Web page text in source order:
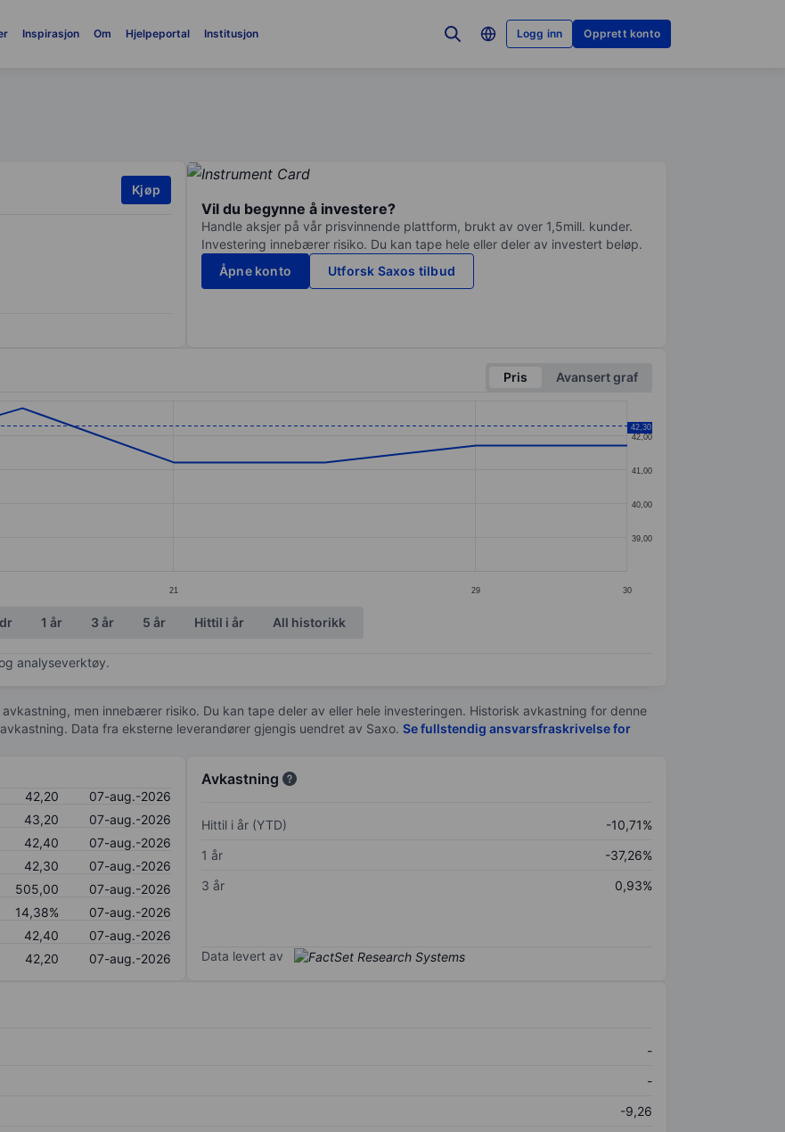
Inspirasjon Om Hjelpeportal Institusjon Logg inn Opprett konto
Kjøp
Vil du begynne å investere?
Handle aksjer på vår prisvinnende plattform, brukt av over 1,5mill. kunder.
Investering innebærer risiko. Du kan tape hele eller deler av investert beløp.
Åpne konto
Utforsk Saxos tilbud
Pris
Avansert graf
ranges from 38 to 42.8.
21 29 30
39,00
40,00
41,00
42,00
42,30
1 år 3 år 5 år Hittil i år All historikk
analyseverktøy.
men innebærer risiko. Du kan tape deler av eller hele investeringen. Historisk avkastning for denne
Data fra eksterne leverandører gjengis uendret av Saxo. Se fullstendig ansvarsfraskrivelse for
42,20
07-aug.-2026
43,20
07-aug.-2026
42,40
07-aug.-2026
42,30
07-aug.-2026
505,00
07-aug.-2026
14,38%
07-aug.-2026
42,40
07-aug.-2026
42,20 07-aug.-2026
Avkastning
Hittil i år (YTD)
-10,71%
1 år
-37,26%
3 år
0,93%
Data levert av
-
-
-9,26